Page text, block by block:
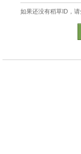
如果还没有稻草ID，请